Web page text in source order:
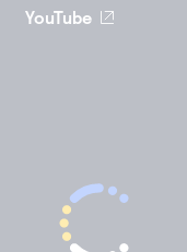
YouTube